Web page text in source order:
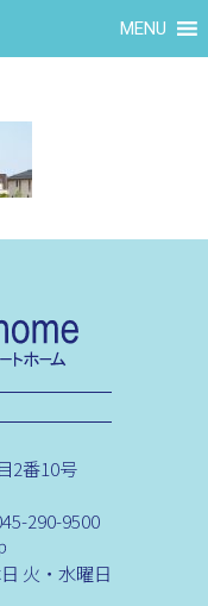
MENU
2番10号
290-9500
火・水曜日